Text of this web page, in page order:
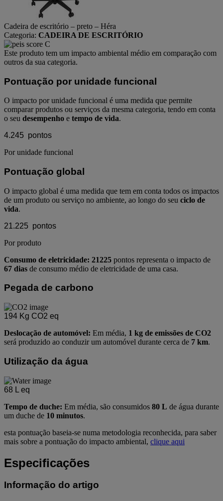
Cadeira de escritório – preto – Héra
Categoria: CADEIRA DE ESCRITÓRIO
Este produto tem um impacto ambiental médio em comparação com
outros da sua categoria.
Pontuação por unidade funcional
O impacto por unidade funcional é uma medida que permite
comparar produtos ou serviços da mesma categoria, tendo em conta
o seu desempenho e tempo de vida.
4.245 pontos
Por unidade funcional
Pontuação global
O impacto global é uma medida que tem em conta todos os impactos
de um produto ou serviço no ambiente, ao longo do seu ciclo de
vida.
21.225 pontos
Por produto
Consumo de eletricidade: 21225 pontos representa o impacto de
67 dias de consumo médio de eletricidade de uma casa.
Pegada de carbono
194 Kg CO2 eq
Deslocação de automóvel: Em média, 1 kg de emissões de CO2
será produzido ao conduzir um automóvel durante cerca de 7 km.
Utilização da água
68 L eq
Tempo de duche: Em média, são consumidos 80 L de água durante
um duche de 10 minutos.
esta pontuação baseia-se numa metodologia reconhecida, para saber
mais sobre a pontuação do impacto ambiental, clique aqui
Especificações
Informação do artigo